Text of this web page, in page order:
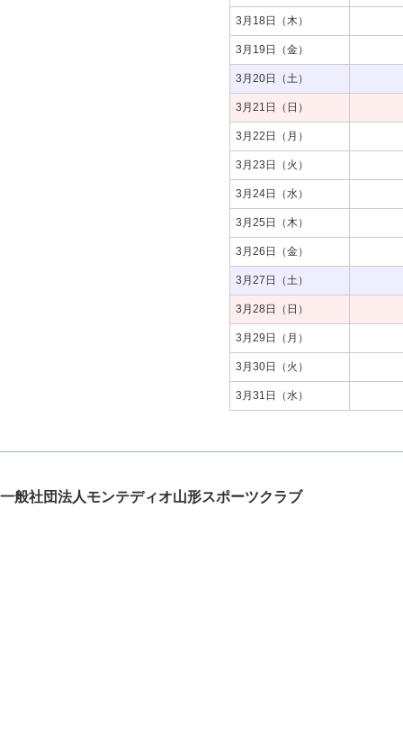
3月18日（木）
3月19日（金）
3月20日（土）
3月21日（日）
3月22日（月）
3月23日（火）
3月24日（水）
3月25日（木）
3月26日（金）
3月27日（土）
3月28日（日）
3月29日（月）
3月30日（火）
3月31日（水）
一般社団法人モンテディオ山形スポーツクラブ